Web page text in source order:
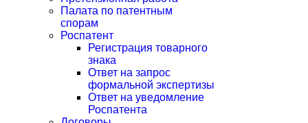
Палата по патентным
спорам
Роспатент
Регистрация товарного
знака
Ответ на запрос
формальной экспертизы
Ответ на уведомление
Роспатента